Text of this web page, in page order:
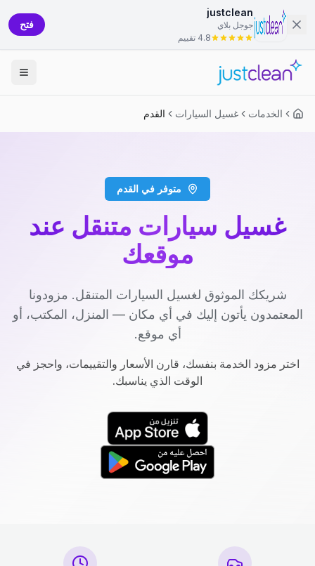
justclean
جوجل بلاي
4.8 تقييم
فتح
الخدمات غسيل السيارات القدم
متوفر في القدم
غسيل سيارات متنقل عند
موقعك
شريكك الموثوق لغسيل السيارات المتنقل. مزودونا
المعتمدون يأتون إليك في أي مكان — المنزل، المكتب، أو
أي موقع.
اختر مزود الخدمة بنفسك، قارن الأسعار والتقييمات، واحجز في
الوقت الذي يناسبك.